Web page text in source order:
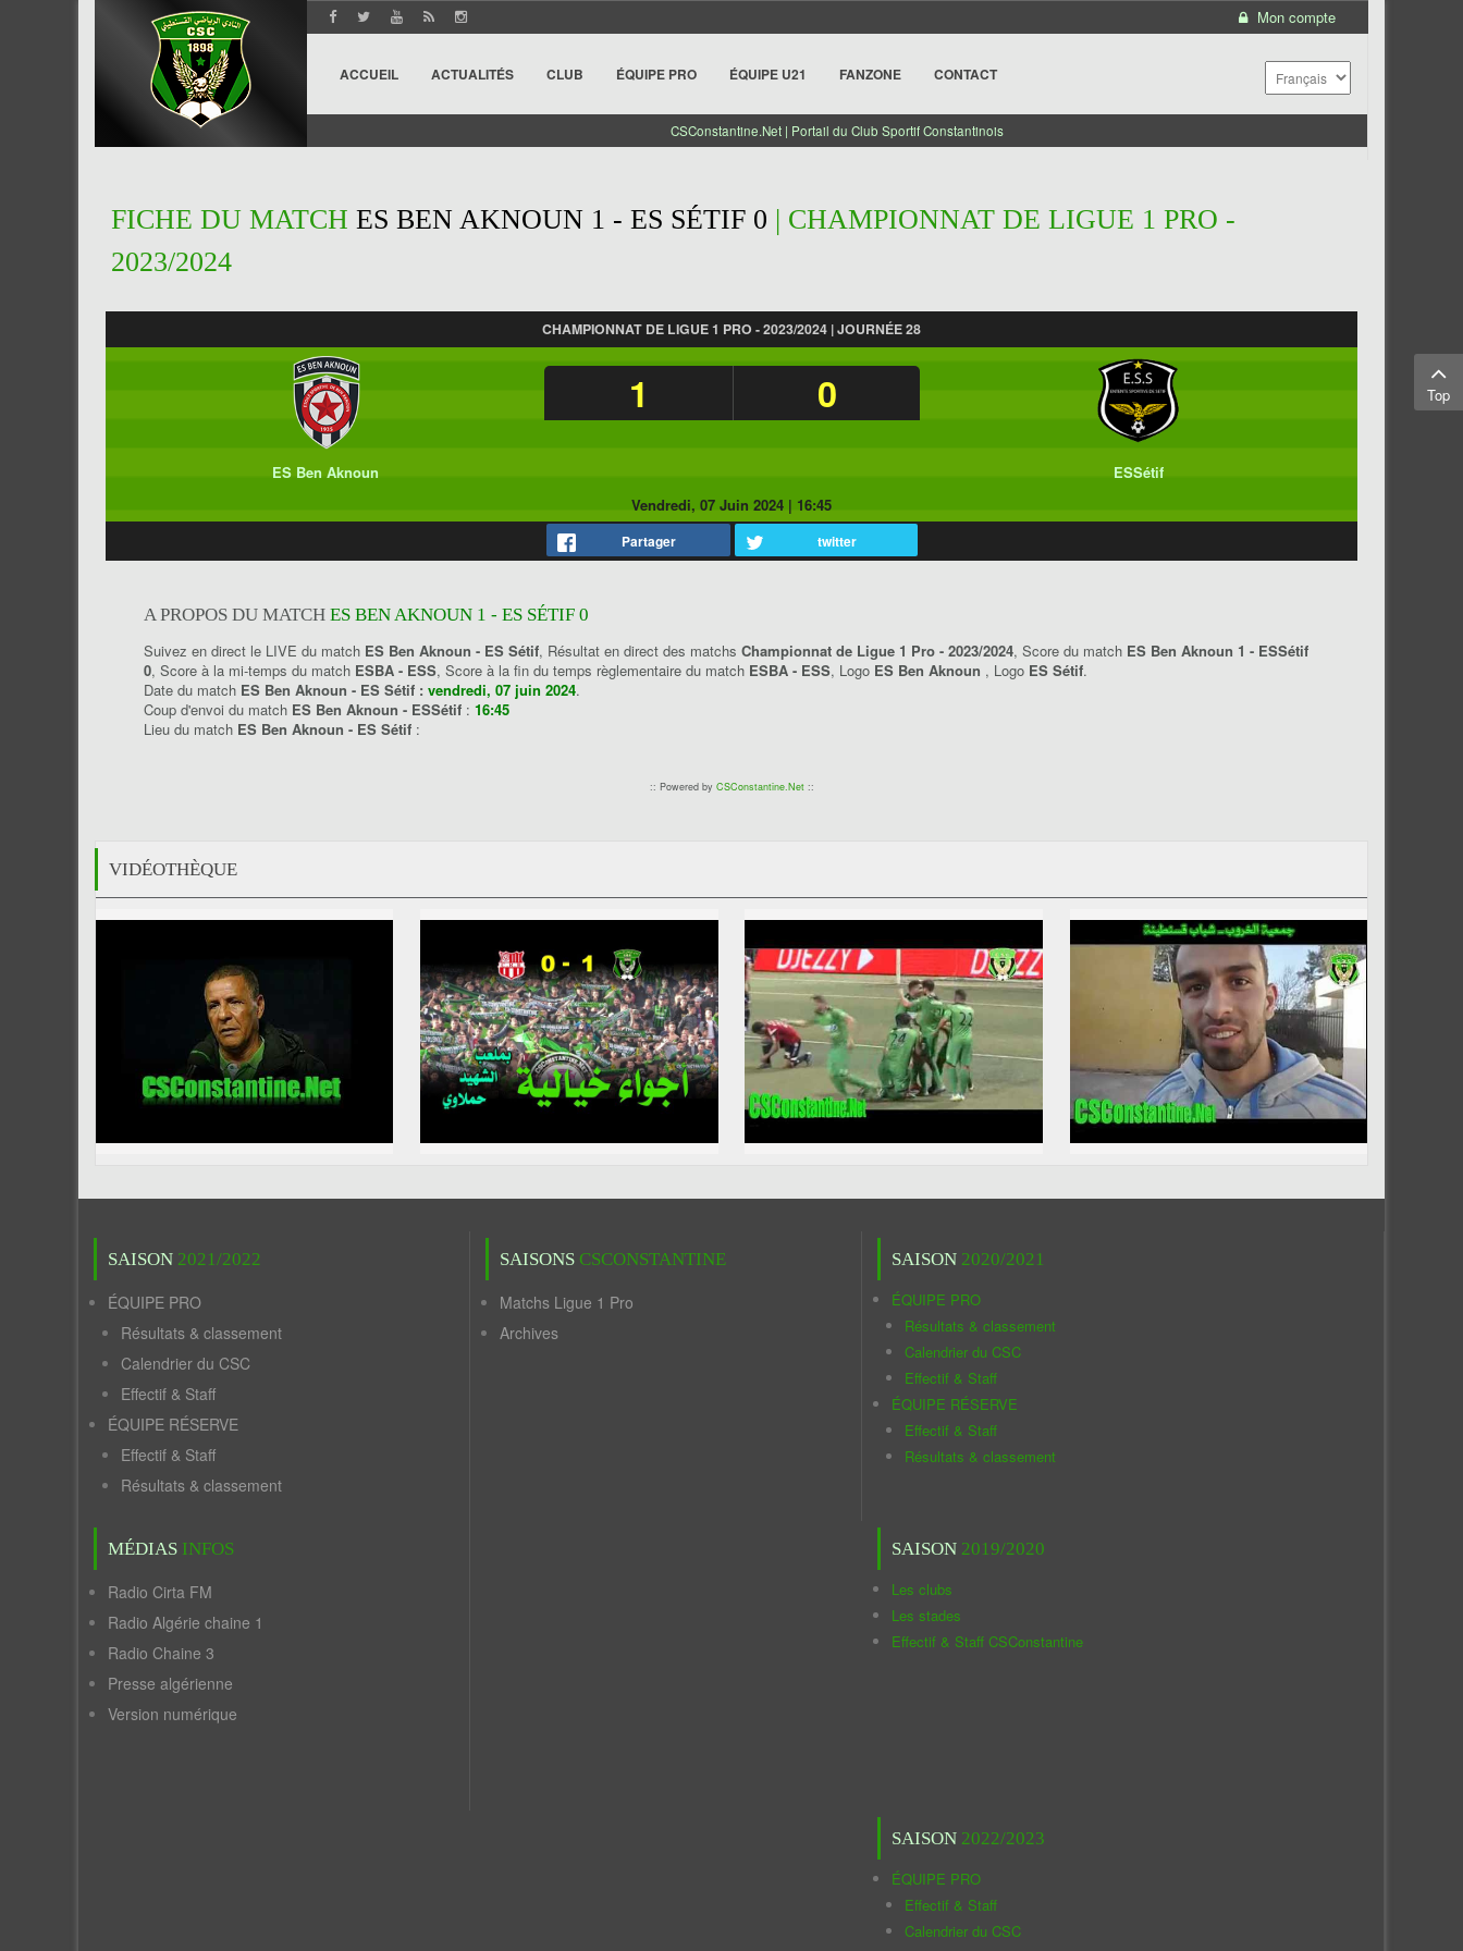
Mon compte
ACCUEIL ACTUALITÉS CLUB ÉQUIPE PRO ÉQUIPE U21 FANZONE CONTACT
CSConstantine.Net | Portail du Club Sportif Constantinois
FICHE DU MATCH ES BEN AKNOUN 1 - ES SÉTIF 0 | CHAMPIONNAT DE LIGUE 1 PRO -
2023/2024
CHAMPIONNAT DE LIGUE 1 PRO - 2023/2024 | JOURNÉE 28
1 0
ES Ben Aknoun
ESSétif
Vendredi, 07 Juin 2024 | 16:45
Partager twitter
A PROPOS DU MATCH ES BEN AKNOUN 1 - ES SÉTIF 0
Suivez en direct le LIVE du match ES Ben Aknoun - ES Sétif, Résultat en direct des matchs Championnat de Ligue 1 Pro - 2023/2024, Score du match ES Ben Aknoun 1 - ESSétif
0, Score à la mi-temps du match ESBA - ESS, Score à la fin du temps règlementaire du match ESBA - ESS, Logo ES Ben Aknoun , Logo ES Sétif.
Date du match ES Ben Aknoun - ES Sétif : vendredi, 07 juin 2024.
Coup d'envoi du match ES Ben Aknoun - ESSétif : 16:45
Lieu du match ES Ben Aknoun - ES Sétif :
:: Powered by CSConstantine.Net::
VIDÉOTHÈQUE
SAISON 2021/2022
ÉQUIPE PRO
Résultats & classement
Calendrier du CSC
Effectif & Staff
ÉQUIPE RÉSERVE
Effectif & Staff
Résultats & classement
MÉDIAS INFOS
Radio Cirta FM
Radio Algérie chaine 1
Radio Chaine 3
Presse algérienne
Version numérique
SAISONS CSCONSTANTINE
Matchs Ligue 1 Pro
Archives
SAISON 2020/2021
ÉQUIPE PRO
Résultats & classement
Calendrier du CSC
Effectif & Staff
ÉQUIPE RÉSERVE
Effectif & Staff
Résultats & classement
SAISON 2019/2020
Les clubs
Les stades
Effectif & Staff CSConstantine
SAISON 2022/2023
ÉQUIPE PRO
Effectif & Staff
Calendrier du CSC
Top